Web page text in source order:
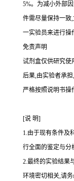
5%。为减小外部
件需尽量保持一致
一实验员来进行操
免责声明
试剂盒仅供研究使
后果,由实验者承担
严格按照说明书操
[说 明]
1.由于现有条件及
行全面的鉴定与分
2.最终的实验结果
环境密切相关,请务